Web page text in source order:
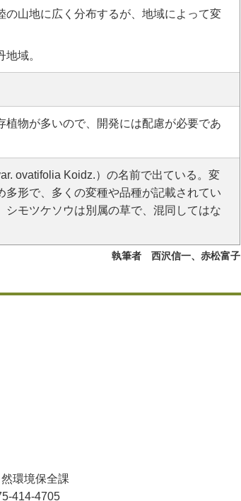
山地に広く分布するが、地域によって変
域。
物が多いので、開発には配慮が必要であ
ovatifolia Koidz.）の名前で出ている。変
形で、多くの変種や品種が記載されてい
モツケソウは別属の草で、混同してはな
執筆者 西沢信一、赤松富子
環境保全課
414-4705